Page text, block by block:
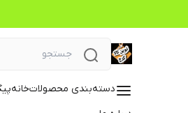
دسته‌بندی محصولاتخانه